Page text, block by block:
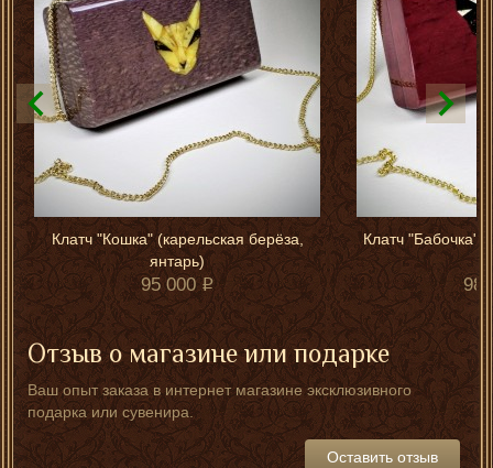
Клатч "Кошка" (карельская берёза,
янтарь)
95 000
Клатч "Бабочка"
98
Отзыв о магазине или подарке
Ваш опыт заказа в интернет магазине эксклюзивного
подарка или сувенира.
Оставить отзыв